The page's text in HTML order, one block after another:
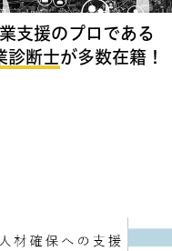
支援のプロである
診断士が多数在籍！